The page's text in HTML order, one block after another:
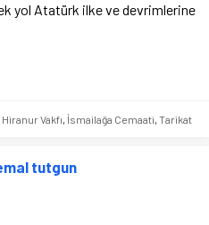
yol Atatürk ilke ve devrimlerine
Hiranur Vakfı, İsmailağa Cemaati, Tarikat
tutgun